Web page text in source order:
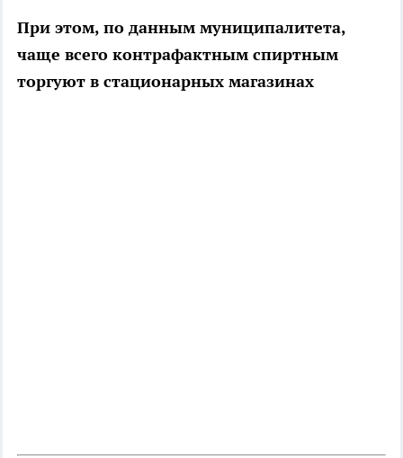
При этом, по данным муниципалитета,
чаще всего контрафактным спиртным
торгуют в стационарных магазинах